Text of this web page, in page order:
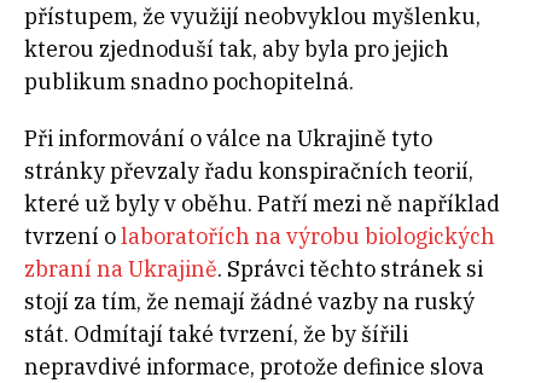
přístupem, že využijí neobvyklou myšlenku,
kterou zjednoduší tak, aby byla pro jejich
publikum snadno pochopitelná.
Při informování o válce na Ukrajině tyto
stránky převzaly řadu konspiračních teorií,
které už byly v oběhu. Patří mezi ně například
tvrzení olaboratořích na výrobu biologických
zbraní na Ukrajině. Správci těchto stránek si
stojí za tím, že nemají žádné vazby na ruský
stát. Odmítají také tvrzení, že by šířili
nepravdivé informace, protože definice slova